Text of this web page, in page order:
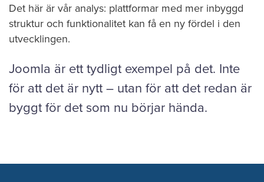
Det här är vår analys: plattformar med mer inbyggd
struktur och funktionalitet kan få en ny fördel i den
utvecklingen.
Joomla är ett tydligt exempel på det. Inte
för att det är nytt – utan för att det redan är
byggt för det som nu börjar hända.